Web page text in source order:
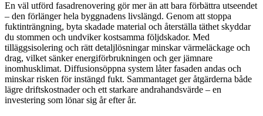
En väl utförd fasadrenovering gör mer än att bara förbättra utseendet
– den förlänger hela byggnadens livslängd. Genom att stoppa
fuktinträngning, byta skadade material och återställa täthet skyddar
du stommen och undviker kostsamma följdskador. Med
tilläggsisolering och rätt detaljlösningar minskar värmeläckage och
drag, vilket sänker energiförbrukningen och ger jämnare
inomhusklimat. Diffusionsöppna system låter fasaden andas och
minskar risken för instängd fukt. Sammantaget ger åtgärderna både
lägre driftskostnader och ett starkare andrahandsvärde – en
investering som lönar sig år efter år.